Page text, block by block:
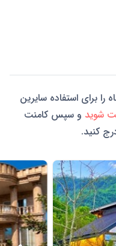
را برای استفاده سایرین
شوید و سپس کامنت
کنید.